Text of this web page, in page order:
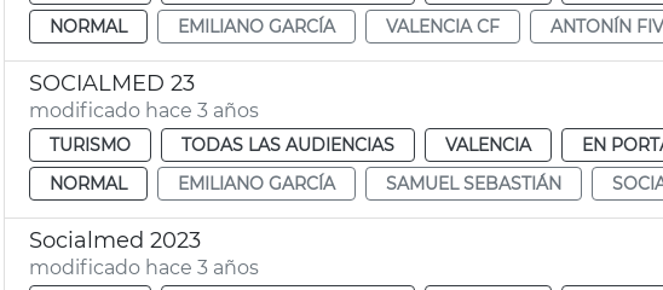
NORMAL
EMILIANO GARCÍA VALENCIA CF ANTONÍN
SOCIALMED 23
modificado hace 3 años
TURISMO TODAS LAS AUDIENCIAS VALENCIA EN
NORMAL
EMILIANO GARCÍA SAMUEL SEBASTIÁN
Socialmed 2023
modificado hace 3 años